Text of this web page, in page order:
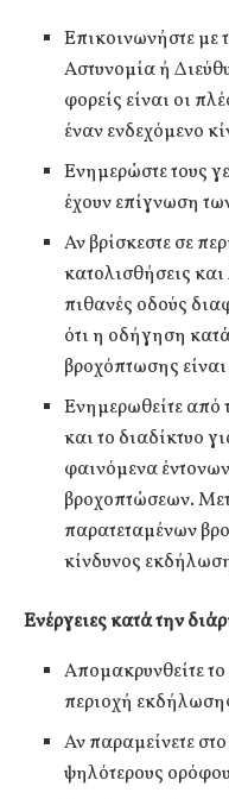
Επικοινωνήστε με
Αστυνομία ή
φορείς είναι οι
έναν ενδεχόμενο
Ενημερώστε τους
έχουν επίγνωση
Αν βρίσκεστε σε
κατολισθήσεις
πιθανές οδούς
ότι η οδήγηση
βροχόπτωσης
Ενημερωθείτε από
και το διαδίκτυο
φαινόμενα
βροχοπτώσεων.
παρατεταμένων
κίνδυνος
Ενέργειες κατά την
Απομακρυνθείτε
περιοχή
Αν παραμείνετε
ψηλότερους